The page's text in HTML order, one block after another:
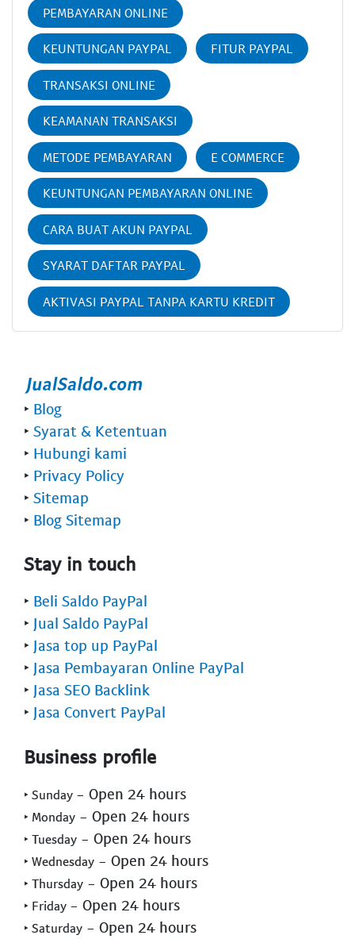
PEMBAYARAN ONLINE
KEUNTUNGAN PAYPAL FITUR PAYPAL
TRANSAKSI ONLINE
KEAMANAN TRANSAKSI
METODE PEMBAYARAN E COMMERCE
KEUNTUNGAN PEMBAYARAN ONLINE
CARA BUAT AKUN PAYPAL
SYARAT DAFTAR PAYPAL
AKTIVASI PAYPAL TANPA KARTU KREDIT
‣ Blog
‣ Syarat & Ketentuan
‣ Hubungi kami
‣ Privacy Policy
‣ Sitemap
‣ Blog Sitemap
Stay in touch
‣ Beli Saldo PayPal
‣ Jual Saldo PayPal
‣ Jasa top up PayPal
‣ Jasa Pembayaran Online PayPal
‣ Jasa SEO Backlink
‣ Jasa Convert PayPal
Business profile
‣ Sunday - Open 24 hours
‣ Monday - Open 24 hours
‣ Tuesday - Open 24 hours
‣ Wednesday - Open 24 hours
‣ Thursday - Open 24 hours
‣ Friday - Open 24 hours
‣ Saturday - Open 24 hours